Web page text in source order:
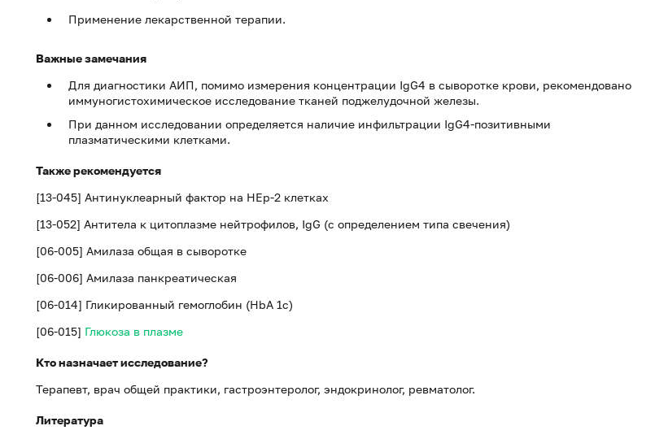
Применение лекарственной терапии.
Важные замечания
Для диагностики АИП, помимо измерения концентрации IgG4 в сыворотке крови, рекомендовано
иммуногистохимическое исследование тканей поджелудочной железы.
При данном исследовании определяется наличие инфильтрации IgG4-позитивными
плазматическими клетками.
Также рекомендуется
[13-045] Антинуклеарный фактор на HEp-2 клетках
[13-052] Антитела к цитоплазме нейтрофилов, IgG (с определением типа свечения)
[06-005] Амилаза общая в сыворотке
[06-006] Амилаза панкреатическая
[06-014] Гликированный гемоглобин (HbA 1c)
[06-015] Глюкоза в плазме
Кто назначает исследование?
Терапевт, врач общей практики, гастроэнтеролог, эндокринолог, ревматолог.
Литература